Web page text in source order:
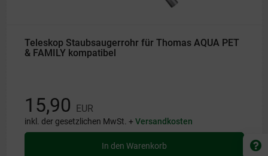
Teleskop Staubsaugerrohr für Thomas AQUA PET
& FAMILY kompatibel
15,90 EUR
inkl. der gesetzlichen MwSt. +Versandkosten
In den Warenkorb